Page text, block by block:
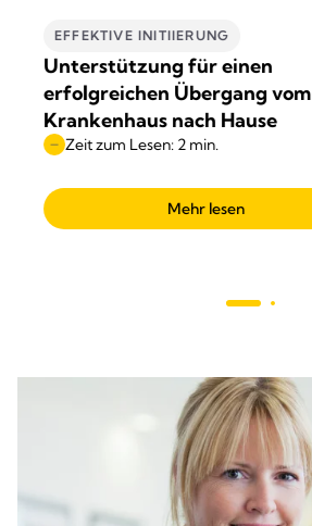
EFFEKTIVE INITIIERUNG
Unterstützung für einen
erfolgreichen Übergang vom
Krankenhaus nach Hause
Zeit zum Lesen: 2 min.
Mehr lesen